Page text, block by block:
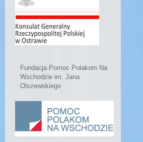
Fundacja Pomoc Polakom Na
Wschodzie im. Jana
Olszewskiego